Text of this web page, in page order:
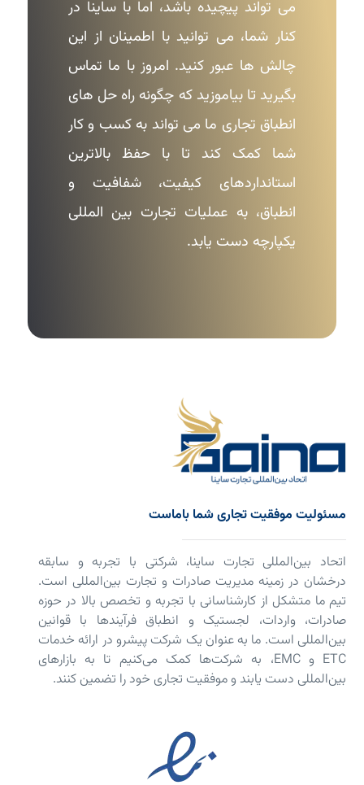
می تواند پیچیده باشد، اما با ساینا در
کنار شما، می توانید با اطمینان از این
چالش ها عبور کنید. امروز با ما تماس
بگیرید تا بیاموزید که چگونه راه حل های
انطباق تجاری ما می تواند به کسب و کار
شما کمک کند تا با حفظ بالاترین
استانداردهای کیفیت، شفافیت و
انطباق، به عملیات تجارت بین المللی
یکپارچه دست یابد.
مسئولیت موفقیت تجاری شما باماست
اتحاد بین‌المللی تجارت ساینا، شرکتی با تجربه و سابقه
درخشان در زمینه مدیریت صادرات و تجارت بین‌المللی است.
تیم ما متشکل از کارشناسانی با تجربه و تخصص بالا در حوزه
صادرات، واردات، لجستیک و انطباق فرآیندها با قوانین
بین‌المللی است. ما به عنوان یک شرکت پیشرو در ارائه خدمات
ETC و EMC، به شرکت‌ها کمک می‌کنیم تا به بازارهای
بین‌المللی دست یابند و موفقیت تجاری خود را تضمین کنند.